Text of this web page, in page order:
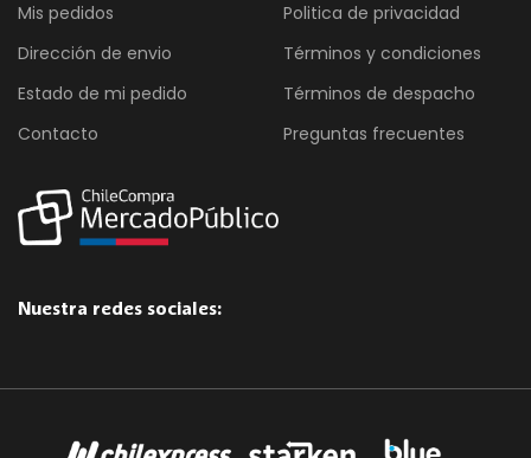
Mis pedidos
Dirección de envio
Estado de mi pedido
Contacto
Politica de privacidad
Términos y condiciones
Términos de despacho
Preguntas frecuentes
Nuestra redes sociales: